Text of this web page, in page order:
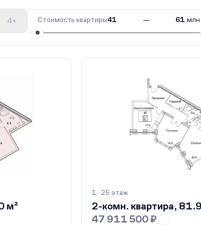
4+ Стоимость квартиры41 — 61 млн
м²
1 · 25 этаж
2-комн. квартира,
47 911 500 ₽